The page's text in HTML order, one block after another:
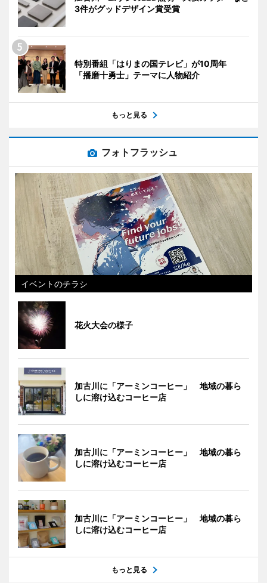
3件がグッドデザイン賞受賞
特別番組「はりまの国テレビ」が10周年
「播磨十勇士」テーマに人物紹介
もっと見る
フォトフラッシュ
イベントのチラシ
花火大会の様子
加古川に「アーミンコーヒー」 地域の暮ら
しに溶け込むコーヒー店
加古川に「アーミンコーヒー」 地域の暮ら
しに溶け込むコーヒー店
加古川に「アーミンコーヒー」 地域の暮ら
しに溶け込むコーヒー店
もっと見る